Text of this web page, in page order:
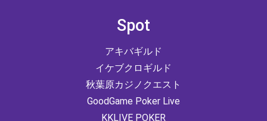
Spot
アキバギルド
イケブクロギルド
秋葉原カジノクエスト
GoodGame Poker Live
KKLIVE POKER